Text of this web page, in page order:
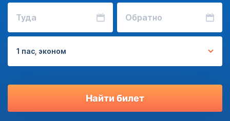
Туда Обратно
1 пас, эконом
Найти билет